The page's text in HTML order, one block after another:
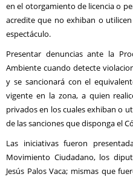
en el otorgamiento de licencia o
acredite que no exhiban o
espectáculo.
Presentar denuncias ante la
Ambiente cuando detecte
y se sancionará con el
vigente en la zona, a quien
privados en los cuales exhiban o
de las sanciones que disponga el
Las iniciativas fueron
Movimiento Ciudadano, los
Jesús Palos Vaca; mismas que